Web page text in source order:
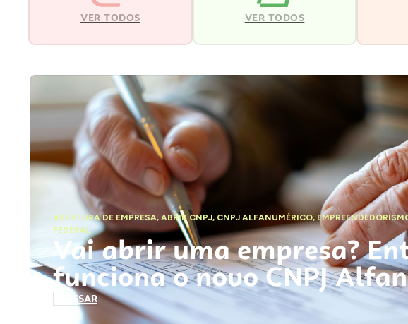
VER TODOS VER TODOS
ABERTURA DE EMPRESA,ABRIR CNPJ, CNPJ ALFANUMÉRICO,
FEDERAL
Vai abrir uma empresa?
funciona o novo CNPJ
ACESSAR